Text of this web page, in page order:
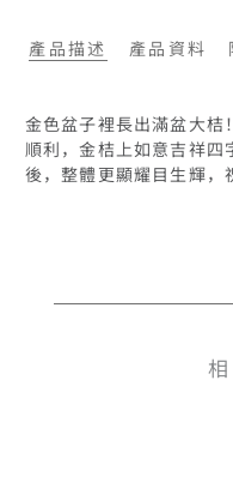
產品描述 產品資料
金色盆子裡長出滿盆大
順利，金桔上如意吉祥
後，整體更顯耀目生輝，